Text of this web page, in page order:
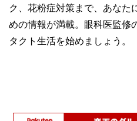
ク、花粉症対策まで、あなた
めの情報が満載。眼科医監修
タクト生活を始めましょう。